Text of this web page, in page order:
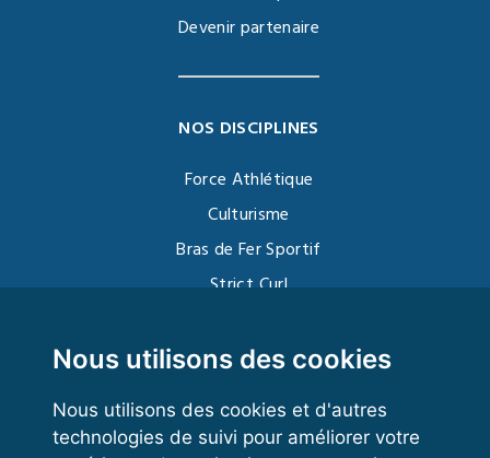
Nous utilisons des cookies
Nous utilisons des cookies et d'autres
technologies de suivi pour améliorer votre
Devenir partenaire
NOS DISCIPLINES
Force Athlétique
Culturisme
Bras de Fer Sportif
Strict Curl
Kettlebell